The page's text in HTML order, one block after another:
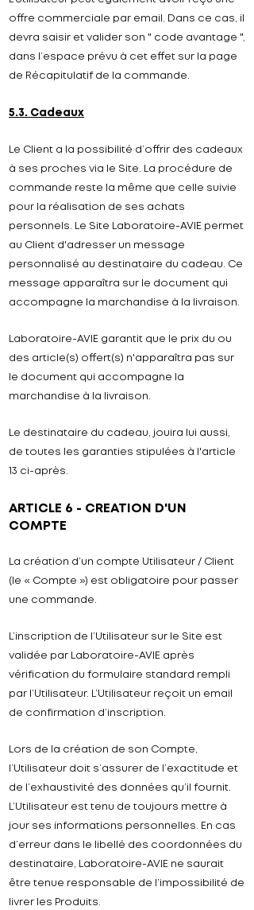
offre commerciale par email. Dans ce cas, il
devra saisir et valider son " code avantage ",
dans l’espace prévu à cet effet sur la page
de Récapitulatif de la commande.
5.3. Cadeaux
Le Client a la possibilité d’offrir des cadeaux
à ses proches via le Site. La procédure de
commande reste la même que celle suivie
pour la réalisation de ses achats
personnels. Le Site Laboratoire-AVIE permet
au Client d'adresser un message
personnalisé au destinataire du cadeau. Ce
message apparaîtra sur le document qui
accompagne la marchandise à la livraison.
Laboratoire-AVIE garantit que le prix du ou
des article(s) offert(s) n'apparaîtra pas sur
le document qui accompagne la
marchandise à la livraison.
Le destinataire du cadeau, jouira lui aussi,
de toutes les garanties stipulées à l'article
13 ci-après.
ARTICLE 6 - CREATION D'UN
COMPTE
La création d’un compte Utilisateur / Client
(le « Compte ») est obligatoire pour passer
une commande.
L’inscription de l’Utilisateur sur le Site est
validée par Laboratoire-AVIE après
vérification du formulaire standard rempli
par l’Utilisateur. L’Utilisateur reçoit un email
de confirmation d’inscription.
Lors de la création de son Compte,
l’Utilisateur doit s’assurer de l’exactitude et
de l’exhaustivité des données qu’il fournit.
L’Utilisateur est tenu de toujours mettre à
jour ses informations personnelles. En cas
d’erreur dans le libellé des coordonnées du
destinataire, Laboratoire-AVIE ne saurait
être tenue responsable de l’impossibilité de
livrer les Produits.